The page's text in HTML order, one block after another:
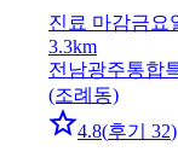
진료 마감금요
3.3km
전남광주통합
(조례동)
4.8(후기 32)